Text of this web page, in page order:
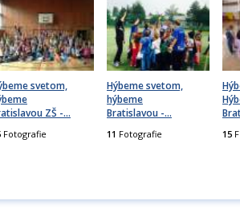
svetom,
ZŠ -…
Fotografie
Hýbeme svetom,
hýbeme
Bratislavou -…
11 Fotografie 15